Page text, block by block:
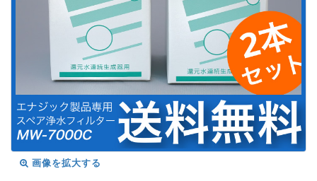
画像を拡大する